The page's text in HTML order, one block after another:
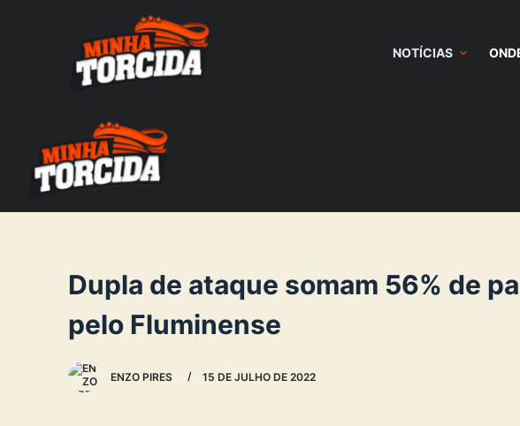
NOTÍCIAS
Dupla de ataque somam 56% de
pelo Fluminense
ENZO PIRES 15 DE JULHO DE 2022